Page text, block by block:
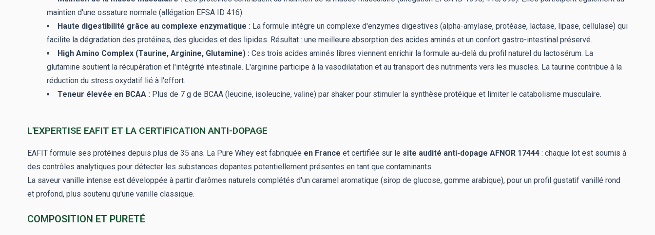
maintien d'une ossature normale (allégation EFSA ID 416).
Haute digestibilité grâce au complexe enzymatique : La formule intègre un complexe d'enzymes digestives (alpha-amylase, protéase, lactase, lipase, cellulase) qui
facilite la dégradation des protéines, des glucides et des lipides. Résultat : une meilleure absorption des acides aminés et un confort gastro-intestinal préservé.
High Amino Complex (Taurine, Arginine, Glutamine) : Ces trois acides aminés libres viennent enrichir la formule au-delà du profil naturel du lactosérum. La
glutamine soutient la récupération et l'intégrité intestinale. L'arginine participe à la vasodilatation et au transport des nutriments vers les muscles. La taurine contribue à la
réduction du stress oxydatif lié à l'effort.
Teneur élevée en BCAA : Plus de 7 g de BCAA (leucine, isoleucine, valine) par shaker pour stimuler la synthèse protéique et limiter le catabolisme musculaire.
L'EXPERTISE EAFIT ET LA CERTIFICATION ANTI-DOPAGE
EAFIT formule ses protéines depuis plus de 35 ans. La Pure Whey est fabriquée en France et certifiée sur le site audité anti-dopage AFNOR 17444 : chaque lot est soumis à
des contrôles analytiques pour détecter les substances dopantes potentiellement présentes en tant que contaminants.
La saveur vanille intense est développée à partir d'arômes naturels complétés d'un caramel aromatique (sirop de glucose, gomme arabique), pour un profil gustatif vanillé rond
et profond, plus soutenu qu'une vanille classique.
COMPOSITION ET PURETÉ